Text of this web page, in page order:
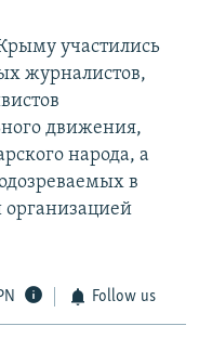
участились
журналистов,
движения,
народа, а
в
организацией
Follow us